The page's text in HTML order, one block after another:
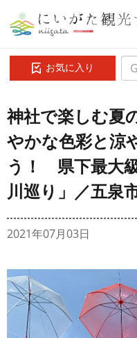
お気に入り
神社で楽しむ
やかな色彩と涼
う！ 県下最大
川巡り」／五泉
2021年07月03日